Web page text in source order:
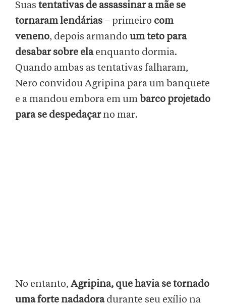
Suas tentativas de assassinar a mãe se
tornaram lendárias – primeiro com
veneno, depois armando um teto para
desabar sobre elaenquanto dormia.
Quando ambas as tentativas falharam,
Nero convidou Agripina para um banquete
e a mandou embora em um barco projetado
para se despedaçarno mar.
No entanto, Agripina, que havia se tornado
uma forte nadadoradurante seu exílio na